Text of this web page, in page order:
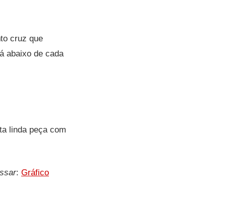
cruz que
abaixo de cada
linda peça com
: Gráfico